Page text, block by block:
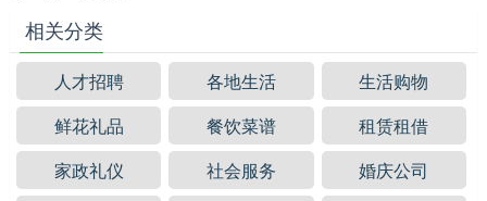
相关分类
人才招聘 各地生活
生活购物
鲜花礼品
餐饮菜谱
租赁租借
家政礼仪
社会服务
婚庆公司